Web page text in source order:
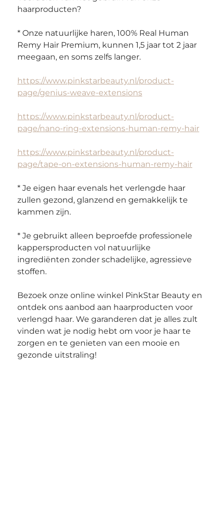
haarproducten?
* Onze natuurlijke haren, 100% Real Human
Remy Hair Premium, kunnen 1,5 jaar tot 2 jaar
meegaan, en soms zelfs langer.
https://www.pinkstarbeauty.nl/product-
page/genius-weave-extensions
https://www.pinkstarbeauty.nl/product-
page/nano-ring-extensions-human-remy-hair
https://www.pinkstarbeauty.nl/product-
page/tape-on-extensions-human-remy-hair
* Je eigen haar evenals het verlengde haar
zullen gezond, glanzend en gemakkelijk te
kammen zijn.
* Je gebruikt alleen beproefde professionele
kappersproducten vol natuurlijke
ingrediënten zonder schadelijke, agressieve
stoffen.
Bezoek onze online winkel PinkStar Beauty en
ontdek ons aanbod aan haarproducten voor
verlengd haar. We garanderen dat je alles zult
vinden wat je nodig hebt om voor je haar te
zorgen en te genieten van een mooie en
gezonde uitstraling!